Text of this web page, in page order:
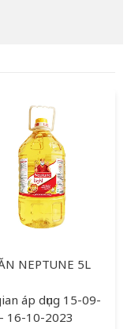
NEPTUNE 5L
áp dụng 15-09-
16-10-2023